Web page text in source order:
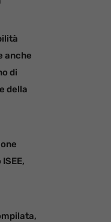
anche
di
della